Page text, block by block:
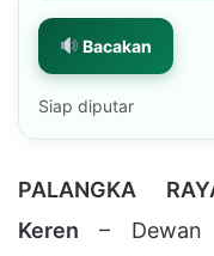
Bacakan
Siap diputar
PALANGKA
Keren – Dewan